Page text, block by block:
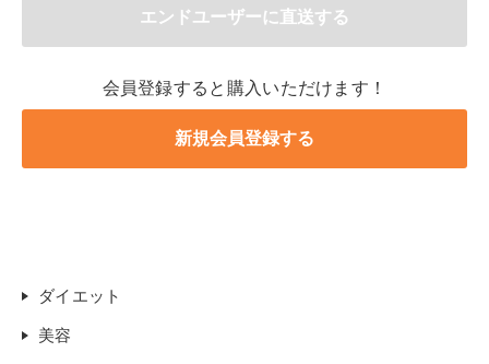
会員登録すると購入いただけます！
ダイエット
美容